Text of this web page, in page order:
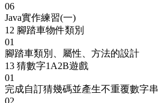
06
Java實作練習(一)
12 腳踏車物件類別
01
腳踏車類別、屬性、方法的設計
13 猜數字1A2B遊戲
01
完成自訂猜幾碼並產生不重覆數字串
02